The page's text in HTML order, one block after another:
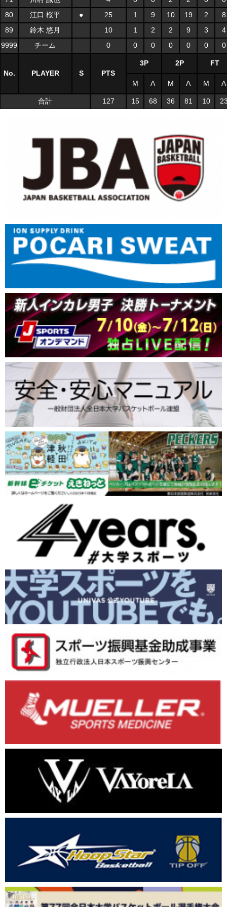
80
江口 桜平 ● 25 1 9 10 19 2
8
89
鈴木 悠月 10 1 2 2 9 3
4
9999
チーム 0 0 0 0 0 0 0
No. PLAYER S PTS
3P 2P FT
M A M A M A
合計 127 15 68 36 81 10